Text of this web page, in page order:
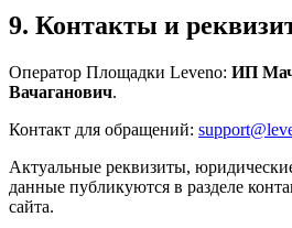
9. Контакты и
Оператор Площадки Leveno: ИП
Вачаганович.
Контакт для обращений:
Актуальные реквизиты,
данные публикуются в разделе
сайта.